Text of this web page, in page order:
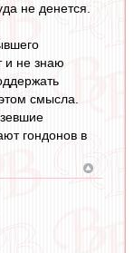
не денется.
и не знаю
смысла.
гондонов в